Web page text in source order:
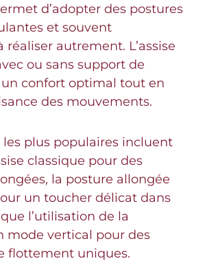
d’adopter des postures
et souvent
réaliser autrement. L’assise
ou sans support de
un confort optimal tout en
des mouvements.
les plus populaires incluent
classique pour des
la posture allongée
un toucher délicat dans
l’utilisation de la
mode vertical pour des
flottement uniques.